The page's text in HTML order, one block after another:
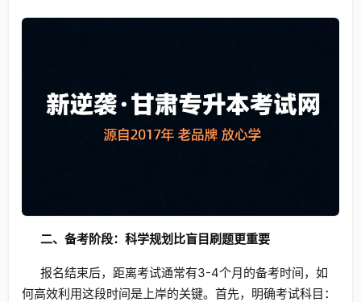
二、备考阶段：科学规划比盲目刷题更重要
报名结束后，距离考试通常有3-4个月的备考时间，如
何高效利用这段时间是上岸的关键。首先，明确考试科目：